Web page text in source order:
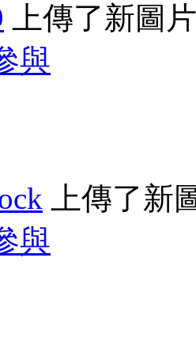
上傳了新圖
與
上傳了新
與